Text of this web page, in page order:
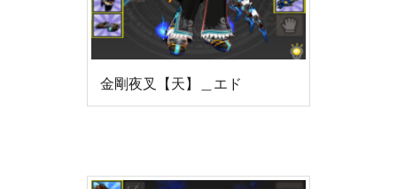
金剛夜叉【天】＿エド